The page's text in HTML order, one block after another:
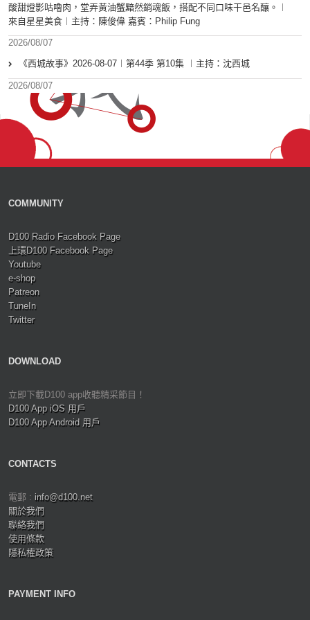
酸甜燈影咕嚕肉，堂弄黃油蟹黯然銷魂飯，搭配不同口味干邑名釀。︱
來自星星美食︱主持：陳俊偉 嘉賓：Philip Fung
2026/08/07
《西城故事》2026-08-07︱第44季 第10集 ︱主持：沈西城
2026/08/07
COMMUNITY
D100 Radio Facebook Page
上環D100 Facebook Page
Youtube
e-shop
Patreon
TuneIn
Twitter
DOWNLOAD
立即下載D100 app收聽精采節目！
D100 App iOS 用戶
D100 App Android 用戶
CONTACTS
電郵 : info@d100.net
關於我們
聯絡我們
使用條款
隱私權政策
PAYMENT INFO